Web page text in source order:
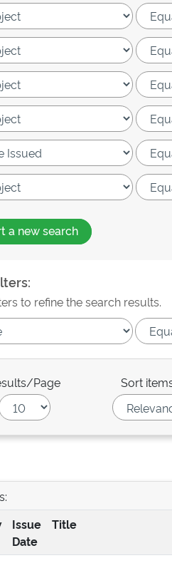
a new search
to refine the search results.
Page Sort
Issue
Date
Title